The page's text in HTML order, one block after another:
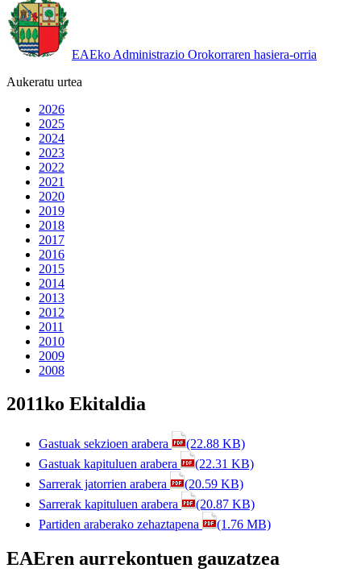
EAEko Administrazio Orokorraren hasiera-orria
Aukeratu urtea
2026
2025
2024
2023
2022
2021
2020
2019
2018
2017
2016
2015
2014
2013
2012
2011
2010
2009
2008
2011ko Ekitaldia
Gastuak sekzioen arabera
(22.88 KB)
Gastuak kapituluen arabera
(22.31 KB)
Sarrerak jatorrien arabera
(20.59 KB)
Sarrerak kapituluen arabera
(20.87 KB)
Partiden araberako zehaztapena
(1.76 MB)
EAEren aurrekontuen gauzatzea